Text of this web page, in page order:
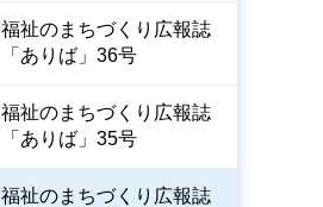
福祉のまちづくり広報誌
「ありば」36号
福祉のまちづくり広報誌
「ありば」35号
福祉のまちづくり広報誌